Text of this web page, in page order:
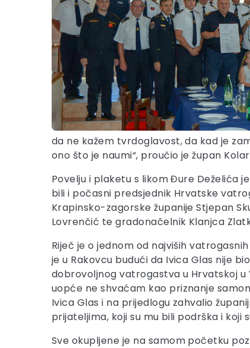
da ne kažem tvrdoglavost, da kad je
ono što je naumi“, proučio je župan
Povelju i plaketu s likom Đure Deželića
bili i počasni predsjednik Hrvatske
Krapinsko-zagorske županije Stjepan
Lovrenčić te gradonačelnik Klanjca
Riječ je o jednom od najviših
je u Rakovcu budući da Ivica Glas nije
dobrovoljnog vatrogastva u Hrvatskoj u
uopće ne shvaćam kao priznanje
Ivica Glas i na prijedlogu zahvalio
prijateljima, koji su mu bili podrška i koji
Sve okupljene je na samom početku